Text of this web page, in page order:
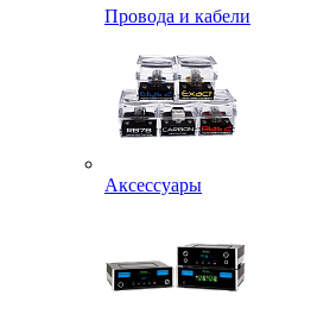
Провода и кабели
Аксессуары